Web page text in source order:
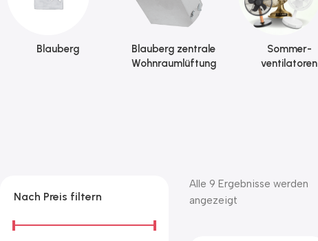
Blauberg
Blauberg zentrale
Wohnraumlüftung
Sommer-
ventilatoren
Nach Preis filtern
Alle 9 Ergebnisse werden
angezeigt